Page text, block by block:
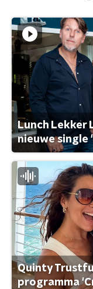
Lunch Lekker
nieuwe single
Quinty
programma